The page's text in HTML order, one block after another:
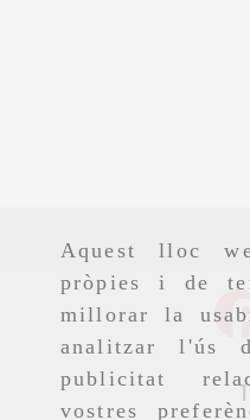
Aquest lloc
pròpies i de
millorar la
analitzar l'ús
publicitat
vostres